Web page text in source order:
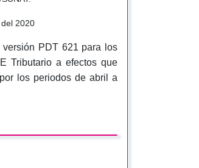
2020
PDT 621 para los
Tributario a efectos que
los periodos de abril a